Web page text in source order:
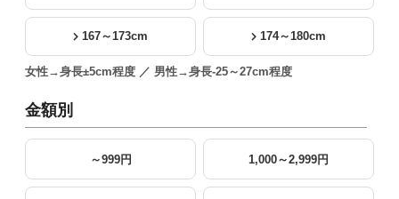
167～173cm 174～180cm
女性→身長±5cm程度 ／ 男性→身長-25～27cm程度
金額別
～999円 1,000～2,999円